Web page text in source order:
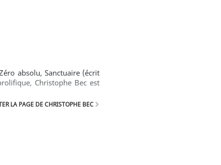
absolu, Sanctuaire (écrit
Christophe Bec est
LA PAGE DE CHRISTOPHE BEC